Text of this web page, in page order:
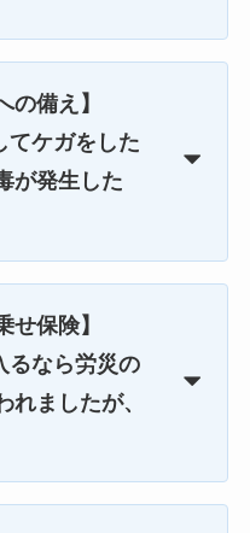
の備え】
てケガをした
が発生した
せ保険】
るなら労災の
れましたが、